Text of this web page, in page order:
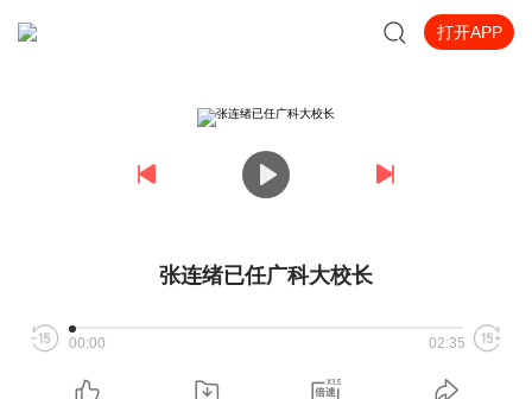
打开APP
张连绪已任广科大校长
00:00 02:35